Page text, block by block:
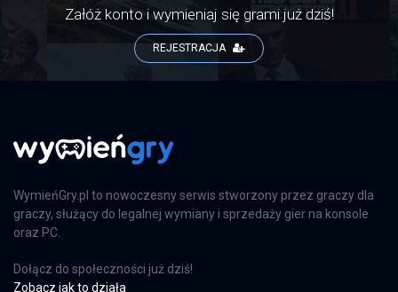
Far Cry 6: Ultimate Edition
Far Cry 6: Limited Edition
PS4
Załóż konto i wymieniaj się grami już dziś!
REJESTRACJA
WymieńGry.pl to nowoczesny serwis stworzony przez graczy dla
graczy, służący do legalnej wymiany i sprzedaży gier na konsole
oraz PC.
Dołącz do społeczności już dziś!
Zobacz jak to działa